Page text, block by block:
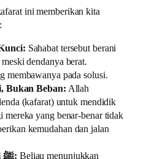
ini memberikan kita
Sahabat tersebut berani
dendanya berat.
membawanya pada solusi.
Bukan Beban: Allah
(kafarat) untuk mendidik
mereka yang benar-benar tidak
kemudahan dan jalan
Kasih Sayang Nabi ﷺ: Beliau menunjukkan